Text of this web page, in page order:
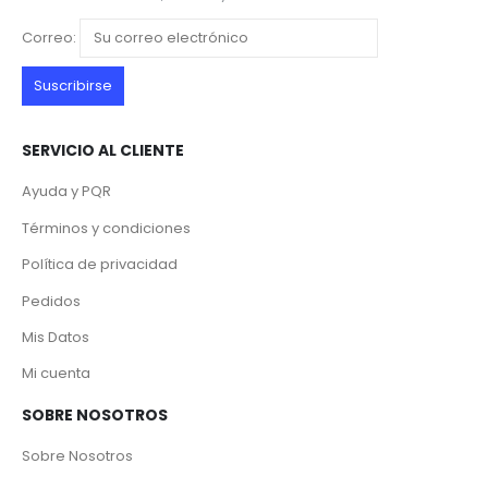
Correo:
SERVICIO AL CLIENTE
Ayuda y PQR
Términos y condiciones
Política de privacidad
Pedidos
Mis Datos
Mi cuenta
SOBRE NOSOTROS
Sobre Nosotros